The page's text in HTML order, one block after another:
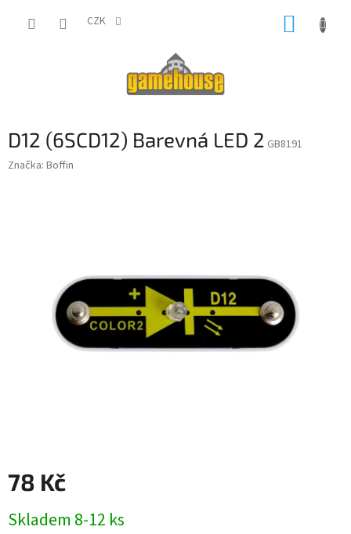
CZK
D12 (6SCD12) Barevná LED 2 GB8191
Značka: Boffin
78 Kč
cena:
Skladem 8-12 ks